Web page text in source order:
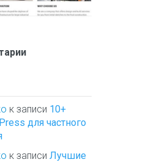
к записи 10+
для частного
к записи Лучшие